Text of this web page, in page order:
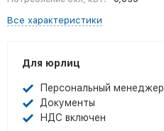
Все характеристики
Для юрлиц
Персональный менеджер
Документы
НДС включен